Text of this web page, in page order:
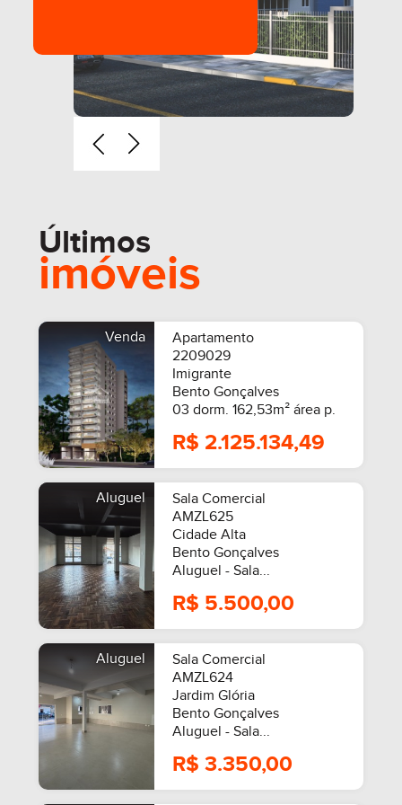
Últimos
imóveis
Venda
Apartamento
2209029
Imigrante
Bento Gonçalves
03 dorm. 162,53m² área p.
R$ 2.125.134,49
Aluguel
Sala Comercial
AMZL625
Cidade Alta
Bento Gonçalves
Aluguel - Sala...
R$ 5.500,00
Aluguel
Sala Comercial
AMZL624
Jardim Glória
Bento Gonçalves
Aluguel - Sala...
R$ 3.350,00